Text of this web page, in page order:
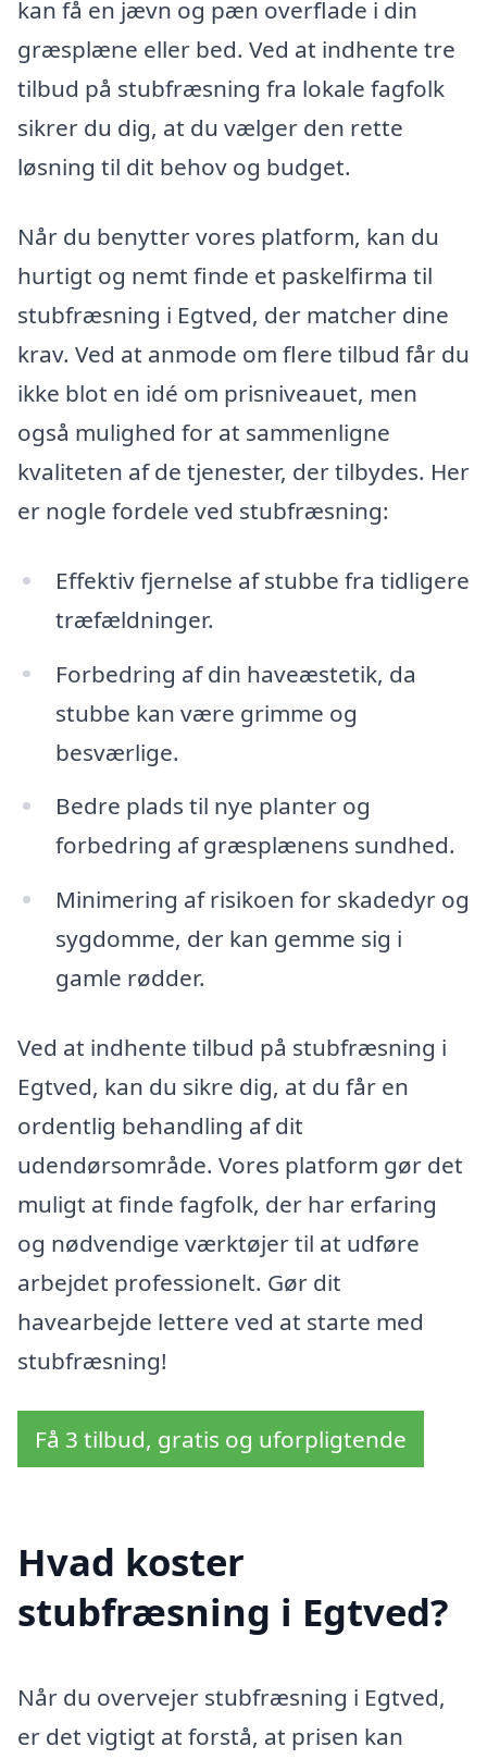
kan få en jævn og pæn overflade i din
græsplæne eller bed. Ved at indhente tre
tilbud på stubfræsning fra lokale fagfolk
sikrer du dig, at du vælger den rette
løsning til dit behov og budget.
Når du benytter vores platform, kan du
hurtigt og nemt finde et paskelfirma til
stubfræsning i Egtved, der matcher dine
krav. Ved at anmode om flere tilbud får du
ikke blot en idé om prisniveauet, men
også mulighed for at sammenligne
kvaliteten af de tjenester, der tilbydes. Her
er nogle fordele ved stubfræsning:
Effektiv fjernelse af stubbe fra tidligere
træfældninger.
Forbedring af din haveæstetik, da
stubbe kan være grimme og
besværlige.
Bedre plads til nye planter og
forbedring af græsplænens sundhed.
Minimering af risikoen for skadedyr og
sygdomme, der kan gemme sig i
gamle rødder.
Ved at indhente tilbud på stubfræsning i
Egtved, kan du sikre dig, at du får en
ordentlig behandling af dit
udendørsområde. Vores platform gør det
muligt at finde fagfolk, der har erfaring
og nødvendige værktøjer til at udføre
arbejdet professionelt. Gør dit
havearbejde lettere ved at starte med
stubfræsning!
Få 3 tilbud, gratis og uforpligtende
Hvad koster
stubfræsning i Egtved?
Når du overvejer stubfræsning i Egtved,
er det vigtigt at forstå, at prisen kan